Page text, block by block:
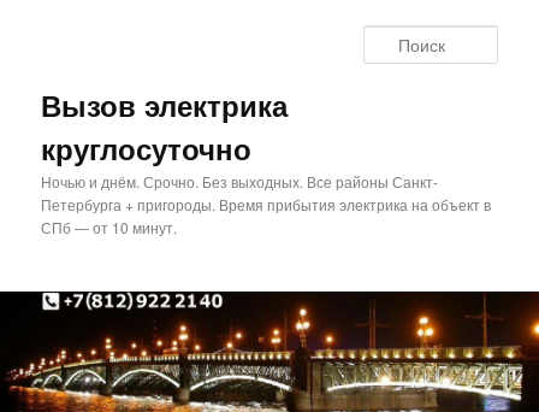
Вызов электрика
круглосуточно
Ночью и днём. Срочно. Без выходных. Все районы Санкт-
Петербурга + пригороды. Время прибытия электрика на объект в
СПб — от 10 минут.